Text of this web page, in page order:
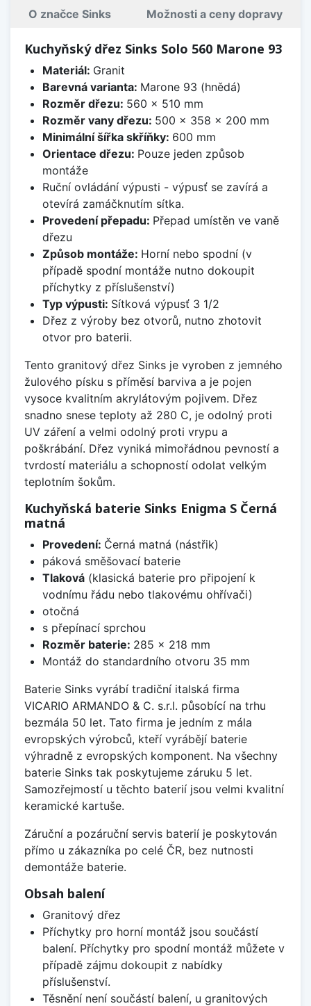
O značce Sinks Možnosti a ceny dopravy
Kuchyňský dřez Sinks Solo 560 Marone 93
Materiál: Granit
Barevná varianta: Marone 93 (hnědá)
Rozměr dřezu: 560 x 510 mm
Rozměr vany dřezu: 500 x 358 x 200 mm
Minimální šířka skříňky: 600 mm
Orientace dřezu: Pouze jeden způsob
montáže
Ruční ovládání výpusti - výpusť se zavírá a
otevírá zamáčknutím sítka.
Provedení přepadu: Přepad umístěn ve vaně
dřezu
Způsob montáže: Horní nebo spodní (v
případě spodní montáže nutno dokoupit
příchytky z příslušenství)
Typ výpusti: Sítková výpusť 3 1/2
Dřez z výroby bez otvorů, nutno zhotovit
otvor pro baterii.
Tento granitový dřez Sinks je vyroben z jemného
žulového písku s příměsí barviva a je pojen
vysoce kvalitním akrylátovým pojivem. Dřez
snadno snese teploty až 280 C, je odolný proti
UV záření a velmi odolný proti vrypu a
poškrábání. Dřez vyniká mimořádnou pevností a
tvrdostí materiálu a schopností odolat velkým
teplotním šokům.
Kuchyňská baterie Sinks Enigma S Černá
matná
Provedení: Černá matná (nástřik)
páková směšovací baterie
Tlaková(klasická baterie pro připojení k
vodnímu řádu nebo tlakovému ohřívači)
otočná
s přepínací sprchou
Rozměr baterie: 285 x 218 mm
Montáž do standardního otvoru 35 mm
Baterie Sinks vyrábí tradiční italská firma
VICARIO ARMANDO & C. s.r.l. působící na trhu
bezmála 50 let. Tato firma je jedním z mála
evropských výrobců, kteří vyrábějí baterie
výhradně z evropských komponent. Na všechny
baterie Sinks tak poskytujeme záruku 5 let.
Samozřejmostí u těchto baterií jsou velmi kvalitní
keramické kartuše.
Záruční a pozáruční servis baterií je poskytován
přímo u zákazníka po celé ČR, bez nutnosti
demontáže baterie.
Obsah balení
Granitový dřez
Příchytky pro horní montáž jsou součástí
balení. Příchytky pro spodní montáž můžete v
případě zájmu dokoupit z nabídky
příslušenství.
Těsnění není součástí balení, u granitových